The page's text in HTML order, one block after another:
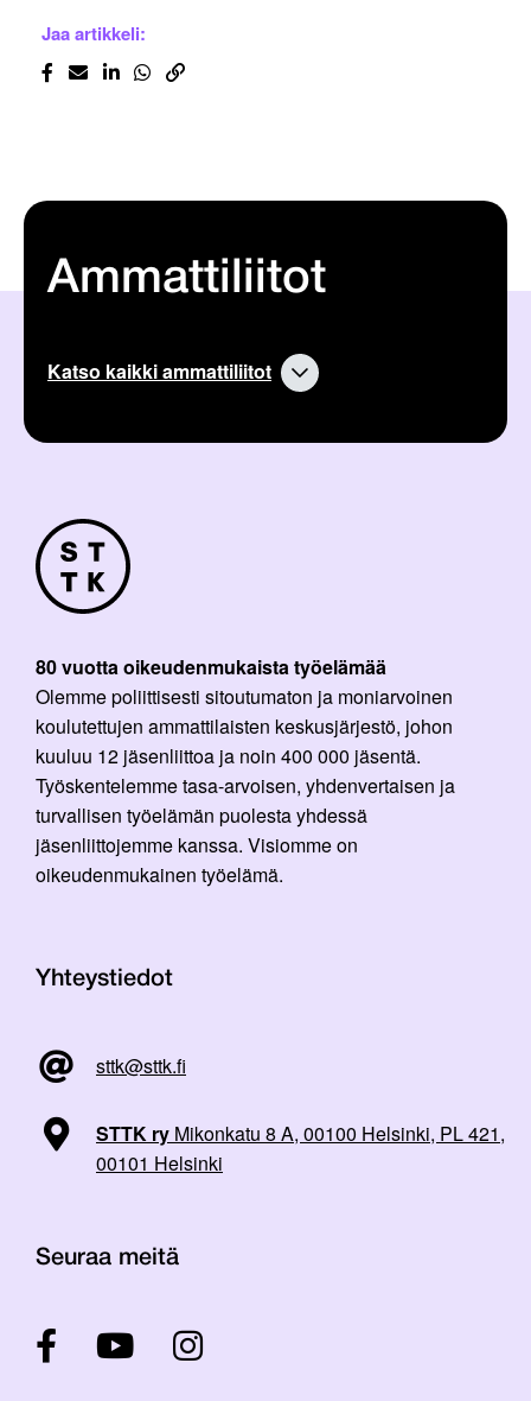
Jaa artikkeli:
Ammattiliitot
Katso kaikki ammattiliitot
80 vuotta oikeudenmukaista työelämää
Olemme poliittisesti sitoutumaton ja moniarvoinen
koulutettujen ammattilaisten keskusjärjestö, johon
kuuluu 12 jäsenliittoa ja noin 400 000 jäsentä.
Työskentelemme tasa-arvoisen, yhdenvertaisen ja
turvallisen työelämän puolesta yhdessä
jäsenliittojemme kanssa. Visiomme on
oikeudenmukainen työelämä.
Yhteystiedot
sttk@sttk.fi
STTK ry Mikonkatu 8 A, 00100 Helsinki, PL 421,
00101 Helsinki
Seuraa meitä